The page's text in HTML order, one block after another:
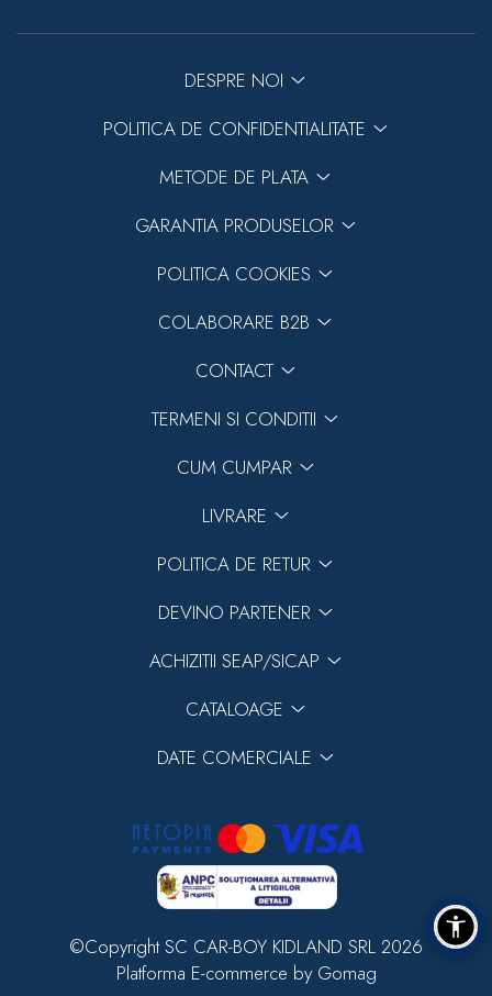
DESPRE NOI
POLITICA DE CONFIDENTIALITATE
METODE DE PLATA
GARANTIA PRODUSELOR
POLITICA COOKIES
COLABORARE B2B
CONTACT
TERMENI SI CONDITII
CUM CUMPAR
LIVRARE
POLITICA DE RETUR
DEVINO PARTENER
ACHIZITII SEAP/SICAP
CATALOAGE
DATE COMERCIALE
©Copyright SC CAR-BOY KIDLAND SRL 2026
Platforma E-commerce by Gomag